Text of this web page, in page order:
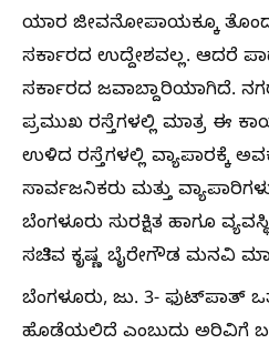
ಯಾರ ಜೀವನೋಪಾಯಕ್ಕೂ
ಸರ್ಕಾರದ ಉದ್ದೇಶವಲ್ಲ. ಆದರೆ
ಸರ್ಕಾರದ ಜವಾಬ್ದಾರಿಯಾಗಿದೆ.
ಪ್ರಮುಖ ರಸ್ತೆಗಳಲ್ಲಿ ಮಾತ್ರ ಈ
ಉಳಿದ ರಸ್ತೆಗಳಲ್ಲಿ ವ್ಯಾಪಾರಕ್ಕೆ
ಸಾರ್ವಜನಿಕರು ಮತ್ತು
ಬೆಂಗಳೂರು ಸುರಕ್ಷಿತ ಹಾಗೂ
ಸಚಿವ ಕೃಷ್ಣ ಬೈರೇಗೌಡ ಮನವಿ
ಬೆಂಗಳೂರು, ಜು. 3- ಫುಟ್‌ಪಾತ್‌
ಹೊಡೆಯಲಿದೆ ಎಂಬುದು ಅರಿವಿಗೆ